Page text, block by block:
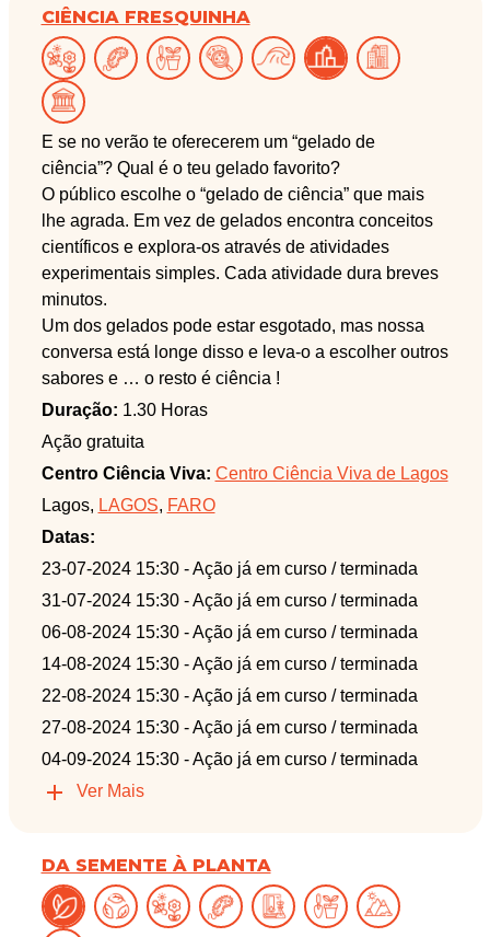
CIÊNCIA FRESQUINHA
E se no verão te oferecerem um “gelado de
ciência”? Qual é o teu gelado favorito?
O público escolhe o “gelado de ciência” que mais
lhe agrada. Em vez de gelados encontra conceitos
científicos e explora-os através de atividades
experimentais simples. Cada atividade dura breves
minutos.
Um dos gelados pode estar esgotado, mas nossa
conversa está longe disso e leva-o a escolher outros
sabores e … o resto é ciência !
Duração: 1.30 Horas
Ação gratuita
Centro Ciência Viva: Centro Ciência Viva de Lagos
Lagos, LAGOS, FARO
Datas:
23-07-2024 15:30 - Ação já em curso / terminada
31-07-2024 15:30 - Ação já em curso / terminada
06-08-2024 15:30 - Ação já em curso / terminada
14-08-2024 15:30 - Ação já em curso / terminada
22-08-2024 15:30 - Ação já em curso / terminada
27-08-2024 15:30 - Ação já em curso / terminada
04-09-2024 15:30 - Ação já em curso / terminada
Ver Mais
DA SEMENTE À PLANTA